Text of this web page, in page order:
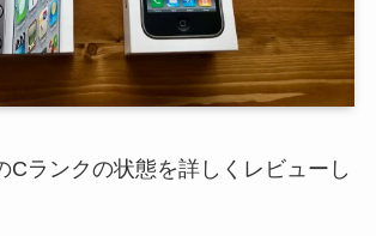
Cランクの状態を詳しくレビューし